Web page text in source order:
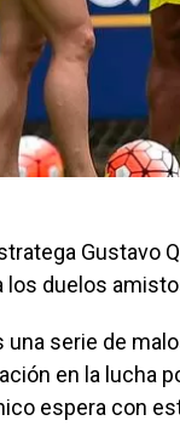
Gustavo
los duelos
una serie de
en la lucha
espera con